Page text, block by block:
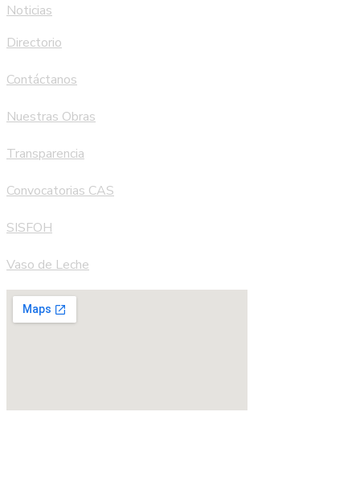
Noticias
Directorio
Contáctanos
Nuestras Obras
Transparencia
Convocatorias CAS
SISFOH
Vaso de Leche